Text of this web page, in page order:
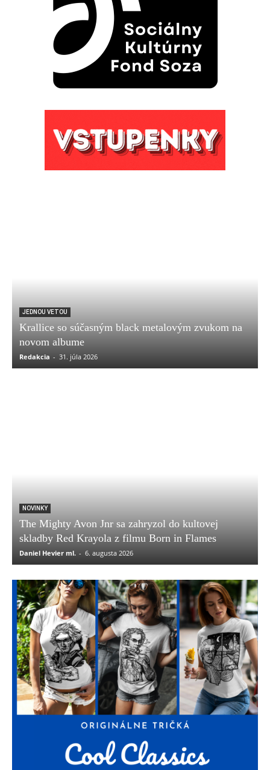
JEDNOU VETOU
Krallice so súčasným black metalovým zvukom na
novom albume
Redakcia - 31. júla 2026
NOVINKY
The Mighty Avon Jnr sa zahryzol do kultovej
skladby Red Krayola z filmu Born in Flames
Daniel Hevier ml. - 6. augusta 2026